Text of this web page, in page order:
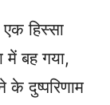
हिस्सा
बह गया,
दुष्परिणाम